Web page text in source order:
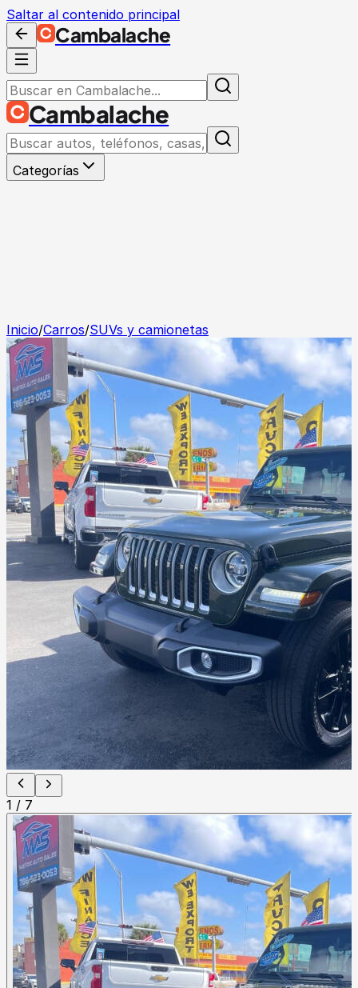
Saltar al contenido principal
Cambalache
Cambalache
Categorías
Inicio/Carros/SUVs y camionetas
1 / 7